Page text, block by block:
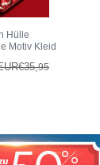
Hülle
Motiv Kleid
Mate
95